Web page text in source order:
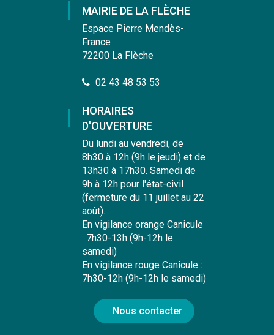
comptecomptecompte
chaîne
MAIRIE DE LA FLÈCHE
Espace Pierre Mendès-
France
72200 La Flèche
02 43 48 53 53
HORAIRES
D'OUVERTURE
Du lundi au vendredi, de
8h30 à 12h (9h le jeudi) et de
13h30 à 17h30. Samedi de
9h à 12h pour l'état-civil
(fermeture du 11 juillet au 22
août).
En vigilance orange Canicule
: 7h30-13h (9h-12h le
samedi)
En vigilance rouge Canicule :
7h30-12h (9h-12h le samedi)
Nous contacter